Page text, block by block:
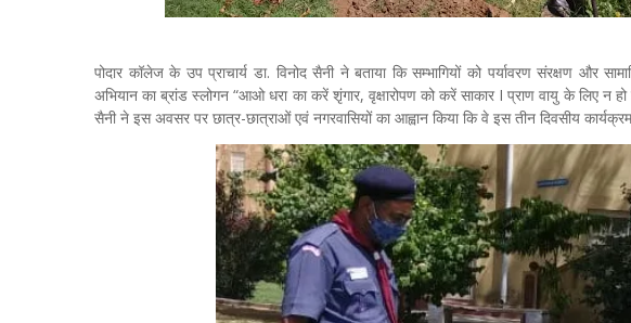
पोदार कॉलेज के उप प्राचार्य डा. विनोद सैनी ने बताया कि सम्भागियों को पर्यावरण संरक्षण और
अभियान का ब्रांड स्लोगन “आओ धरा का करें शृंगार, वृक्षारोपण को करें साकार I प्राण वायु के लिए न हो
सैनी ने इस अवसर पर छात्र-छात्राओं एवं नगरवासियों का आह्वान किया कि वे इस तीन दिवसीय